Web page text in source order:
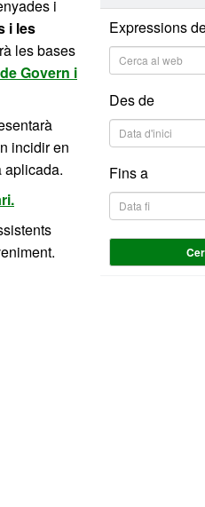
i
i les
les bases
Govern i
incidir en
aplicada.
Expressions
Des de
Fins a